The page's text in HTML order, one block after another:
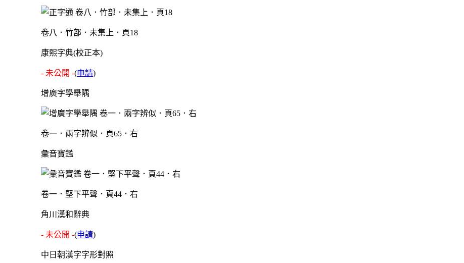
卷八．竹部．未集上．頁18
康熙字典(校正本)
- 未公開 -(申請)
增廣字學舉隅
卷一．兩字辨似．頁65．右
彙音寶鑑
卷一．堅下平聲．頁44．右
角川漢和辭典
- 未公開 -(申請)
中日朝漢字字形對照